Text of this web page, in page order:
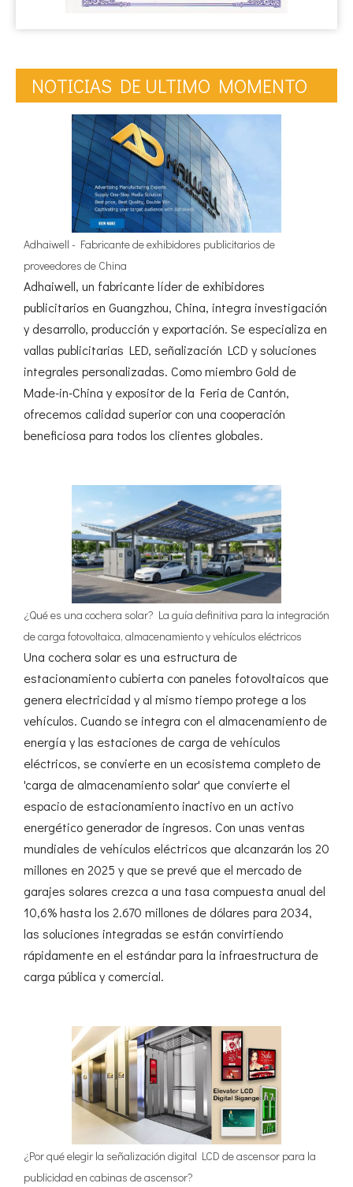
NOTICIAS DE ULTIMO MOMENTO
Adhaiwell - Fabricante de exhibidores publicitarios de
proveedores de China
Adhaiwell, un fabricante líder de exhibidores
publicitarios en Guangzhou, China, integra investigación
y desarrollo, producción y exportación. Se especializa en
vallas publicitarias LED, señalización LCD y soluciones
integrales personalizadas. Como miembro Gold de
Made-in-China y expositor de la Feria de Cantón,
ofrecemos calidad superior con una cooperación
beneficiosa para todos los clientes globales.
¿Qué es una cochera solar? La guía definitiva para la integración
de carga fotovoltaica, almacenamiento y vehículos eléctricos
Una cochera solar es una estructura de
estacionamiento cubierta con paneles fotovoltaicos que
genera electricidad y al mismo tiempo protege a los
vehículos. Cuando se integra con el almacenamiento de
energía y las estaciones de carga de vehículos
eléctricos, se convierte en un ecosistema completo de
'carga de almacenamiento solar' que convierte el
espacio de estacionamiento inactivo en un activo
energético generador de ingresos. Con unas ventas
mundiales de vehículos eléctricos que alcanzarán los 20
millones en 2025 y que se prevé que el mercado de
garajes solares crezca a una tasa compuesta anual del
10,6% hasta los 2.670 millones de dólares para 2034,
las soluciones integradas se están convirtiendo
rápidamente en el estándar para la infraestructura de
carga pública y comercial.
¿Por qué elegir la señalización digital LCD de ascensor para la
publicidad en cabinas de ascensor?